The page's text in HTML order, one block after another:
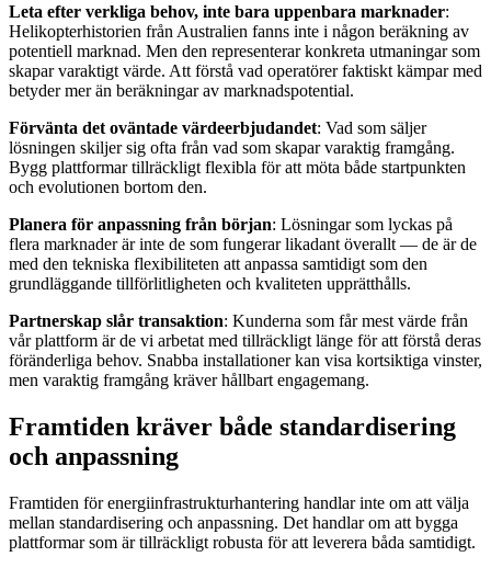
Leta efter verkliga behov, inte bara uppenbara marknader:
Helikopterhistorien från Australien fanns inte i någon beräkning av
potentiell marknad. Men den representerar konkreta utmaningar som
skapar varaktigt värde. Att förstå vad operatörer faktiskt kämpar med
betyder mer än beräkningar av marknadspotential.
Förvänta det oväntade värdeerbjudandet: Vad som säljer
lösningen skiljer sig ofta från vad som skapar varaktig framgång.
Bygg plattformar tillräckligt flexibla för att möta både startpunkten
och evolutionen bortom den.
Planera för anpassning från början: Lösningar som lyckas på
flera marknader är inte de som fungerar likadant överallt — de är de
med den tekniska flexibiliteten att anpassa samtidigt som den
grundläggande tillförlitligheten och kvaliteten upprätthålls.
Partnerskap slår transaktion: Kunderna som får mest värde från
vår plattform är de vi arbetat med tillräckligt länge för att förstå deras
föränderliga behov. Snabba installationer kan visa kortsiktiga vinster,
men varaktig framgång kräver hållbart engagemang.
Framtiden kräver både standardisering
och anpassning
Framtiden för energiinfrastrukturhantering handlar inte om att välja
mellan standardisering och anpassning. Det handlar om att bygga
plattformar som är tillräckligt robusta för att leverera båda samtidigt.